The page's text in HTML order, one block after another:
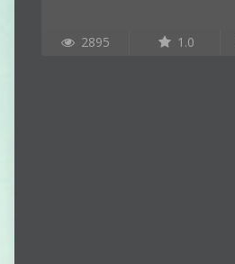
2895 1.0